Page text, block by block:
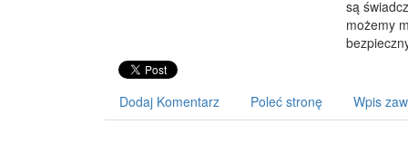
są
możemy
Dodaj Komentarz Poleć stronę Wpis